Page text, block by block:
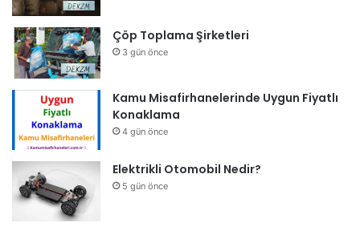
Çöp Toplama Şirketleri
3 gün önce
Kamu Misafirhanelerinde Uygun Fiyatlı
Konaklama
4 gün önce
Elektrikli Otomobil Nedir?
5 gün önce